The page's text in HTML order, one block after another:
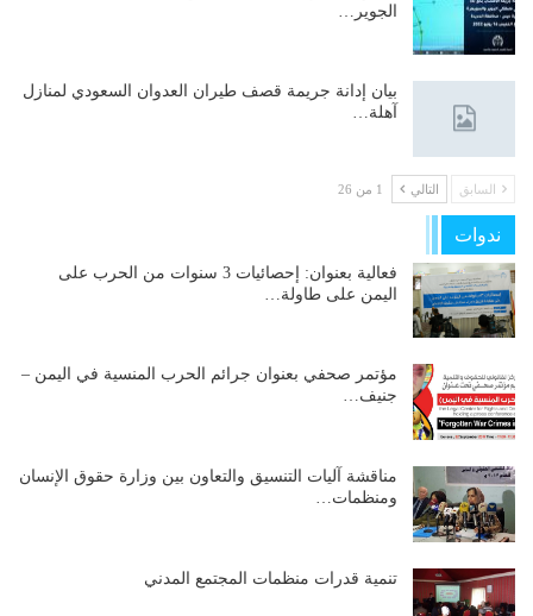
الجوير…
بيان إدانة جريمة قصف طيران العدوان السعودي لمنازل
آهلة…
السابق التالي 1 من 26
ندوات
فعالية بعنوان: إحصائيات 3 سنوات من الحرب على
اليمن على طاولة…
مؤتمر صحفي بعنوان جرائم الحرب المنسية في اليمن –
جنيف…
مناقشة آليات التنسيق والتعاون بين وزارة حقوق الإنسان
ومنظمات…
تنمية قدرات منظمات المجتمع المدني